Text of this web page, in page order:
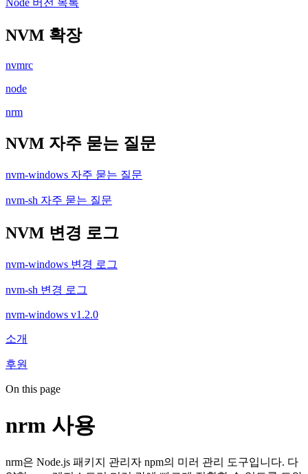
NVM 확장
nvmrc
node
nrm
NVM 자주 묻는 질문
nvm-windows 자주 묻는 질문
nvm-sh 자주 묻는 질문
NVM 변경 로그
nvm-windows 변경 로그
nvm-sh 변경 로그
nvm-windows v1.2.0
소개
후원
On this page
nrm 사용
nrm은 Node.js 패키지 관리자 npm의 미러 관리 도구입니다. 다